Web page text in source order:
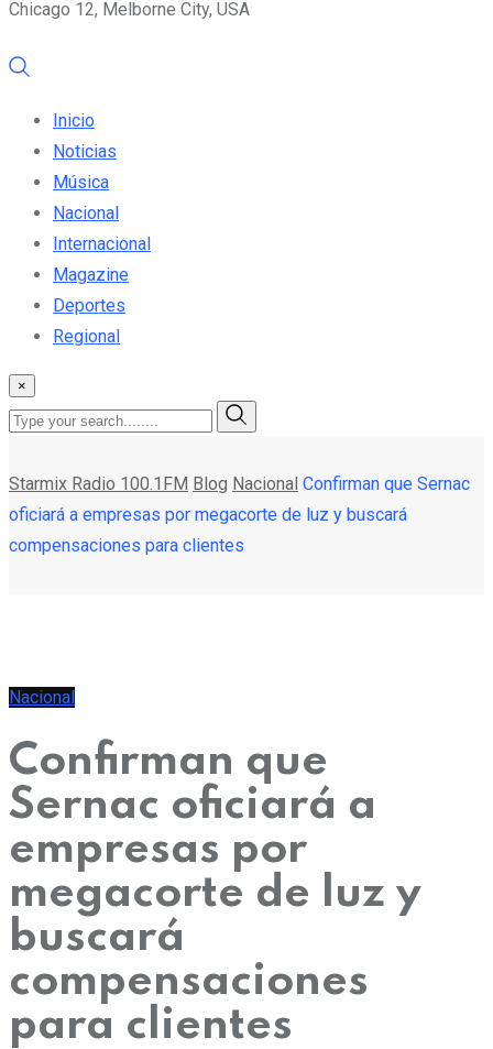
Chicago 12, Melborne City, USA
Inicio
Noticias
Música
Nacional
Internacional
Magazine
Deportes
Regional
×
Starmix Radio 100.1FM Blog Nacional Confirman que Sernac
oficiará a empresas por megacorte de luz y buscará
compensaciones para clientes
Nacional
Confirman que
Sernac oficiará a
empresas por
megacorte de luz y
buscará
compensaciones
para clientes